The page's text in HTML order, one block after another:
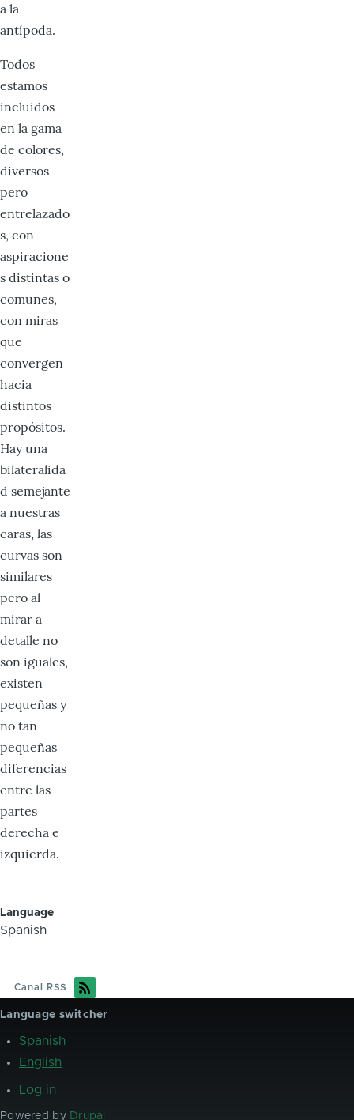
a la
antípoda.
Todos
estamos
incluidos
en la gama
de colores,
diversos
pero
entrelazado
s, con
aspiracione
s distintas o
comunes,
con miras
que
convergen
hacia
distintos
propósitos.
Hay una
bilateralida
d semejante
a nuestras
caras, las
curvas son
similares
pero al
mirar a
detalle no
son iguales,
existen
pequeñas y
no tan
pequeñas
diferencias
entre las
partes
derecha e
izquierda.
Language
Spanish
Canal RSS
Language switcher
Spanish
English
UserLog in
Powered by Drupal